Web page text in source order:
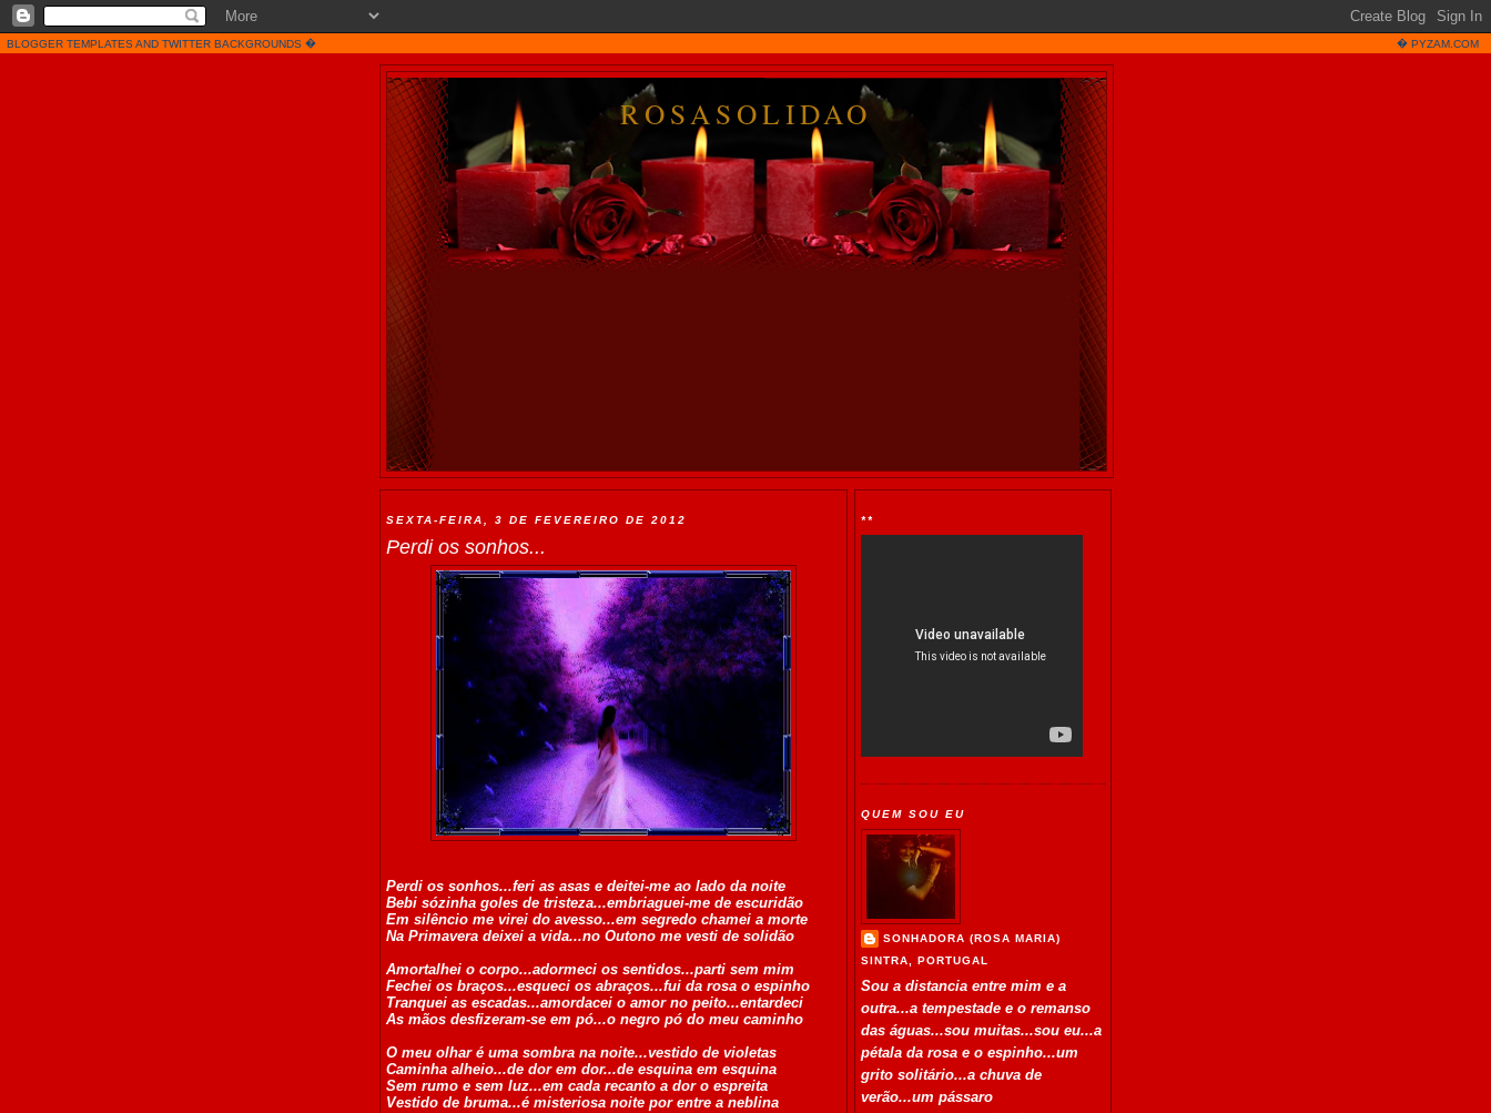
� PYZAM.COM
BLOGGER TEMPLATESAND TWITTER BACKGROUNDS �
ROSASOLIDAO
SEXTA-FEIRA, 3 DE FEVEREIRO DE 2012
Perdi os sonhos...
Perdi os sonhos...feri as asas e deitei-me ao lado da noite
Bebi sózinha goles de tristeza...embriaguei-me de escuridão
Em silêncio me virei do avesso...em segredo chamei a morte
Na Primavera deixei a vida...no Outono me vesti de solidão
Amortalhei o corpo...adormeci os sentidos...parti sem mim
Fechei os braços...esqueci os abraços...fui da rosa o espinho
Tranquei as escadas...amordacei o amor no peito...entardeci
As mãos desfizeram-se em pó...o negro pó do meu caminho
O meu olhar é uma sombra na noite...vestido de violetas
Caminha alheio...de dor em dor...de esquina em esquina
Sem rumo e sem luz...em cada recanto a dor o espreita
Vestido de bruma...é misteriosa noite por entre a neblina
**
QUEM SOU EU
SONHADORA (ROSA MARIA)
SINTRA, PORTUGAL
Sou a distancia entre mim e a
outra...a tempestade e o remanso
das águas...sou muitas...sou eu...a
pétala da rosa e o espinho...um
grito solitário...a chuva de
verão...um pássaro